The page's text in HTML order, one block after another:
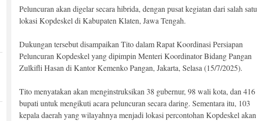
Peluncuran akan digelar secara hibrida, dengan pusat kegiatan dari salah satu
lokasi Kopdeskel di Kabupaten Klaten, Jawa Tengah.
Dukungan tersebut disampaikan Tito dalam Rapat Koordinasi Persiapan
Peluncuran Kopdeskel yang dipimpin Menteri Koordinator Bidang Pangan
Zulkifli Hasan di Kantor Kemenko Pangan, Jakarta, Selasa (15/7/2025).
Tito menyatakan akan menginstruksikan 38 gubernur, 98 wali kota, dan 416
bupati untuk mengikuti acara peluncuran secara daring. Sementara itu, 103
kepala daerah yang wilayahnya menjadi lokasi percontohan Kopdeskel akan